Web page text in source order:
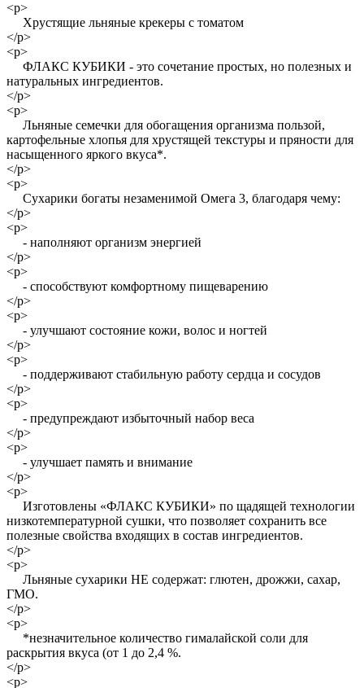
<p>
Хрустящие льняные крекеры с томатом
</p>
<p>
ФЛАКС КУБИКИ - это сочетание простых, но полезных и
натуральных ингредиентов.
</p>
<p>
Льняные семечки для обогащения организма пользой,
картофельные хлопья для хрустящей текстуры и пряности для
насыщенного яркого вкуса*.
</p>
<p>
Сухарики богаты незаменимой Омега 3, благодаря чему:
</p>
<p>
- наполняют организм энергией
</p>
<p>
- способствуют комфортному пищеварению
</p>
<p>
- улучшают состояние кожи, волос и ногтей
</p>
<p>
- поддерживают стабильную работу сердца и сосудов
</p>
<p>
- предупреждают избыточный набор веса
</p>
<p>
- улучшает память и внимание
</p>
<p>
Изготовлены «ФЛАКС КУБИКИ» по щадящей технологии
низкотемпературной сушки, что позволяет сохранить все
полезные свойства входящих в состав ингредиентов.
</p>
<p>
Льняные сухарики НЕ содержат: глютен, дрожжи, сахар,
ГМО.
</p>
<p>
*незначительное количество гималайской соли для
раскрытия вкуса (от 1 до 2,4 %.
</p>
<p>